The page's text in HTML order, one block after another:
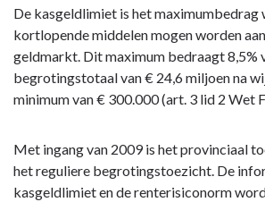
De kasgeldlimiet is het maximumbedrag
kortlopende middelen mogen worden
geldmarkt. Dit maximum bedraagt 8,5%
begrotingstotaal van € 24,6 miljoen na
minimum van € 300.000 (art. 3 lid 2 Wet
Met ingang van 2009 is het provinciaal
het reguliere begrotingstoezicht. De
kasgeldlimiet en de renterisiconorm